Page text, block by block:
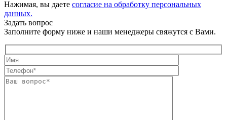
Нажимая, вы даете согласие на обработку персональных
данных.
Задать вопрос
Заполните форму ниже и наши менеджеры свяжутся с Вами.